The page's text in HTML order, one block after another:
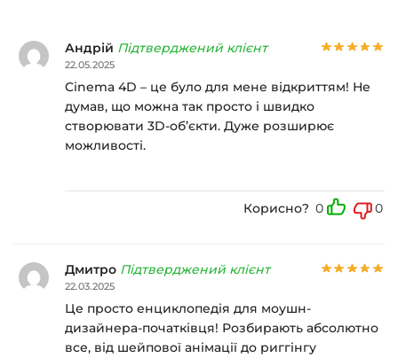
Андрій Підтверджений клієнт
22.05.2025
Cinema 4D – це було для мене відкриттям! Не
думав, що можна так просто і швидко
створювати 3D-об’єкти. Дуже розширює
можливості.
Корисно? 0 0
Дмитро Підтверджений клієнт
22.03.2025
Це просто енциклопедія для моушн-
дизайнера-початківця! Розбирають абсолютно
все, від шейпової анімації до риггінгу